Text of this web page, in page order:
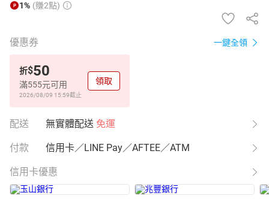
1% (賺2點)
優惠券 一鍵全領
折$50
滿555元可用
2026/08/09 15:59截止
領取
配送 無實體配送 免運
付款 信用卡／LINE Pay／AFTEE／ATM
信用卡優惠